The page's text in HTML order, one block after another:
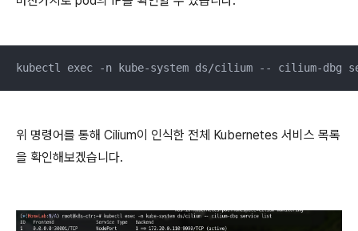
kubectl exec -n kube-system ds/cilium -- cilium-dbg
위 명령어를 통해 Cilium이 인식한 전체 Kubernetes 서비스 목록
을 확인해보겠습니다.